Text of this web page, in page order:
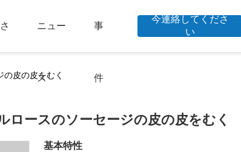
ニュー
ス
事
件
今連絡してくださ
い
皮の皮をむく
ロースのソーセージの皮の皮をむく
基本特性